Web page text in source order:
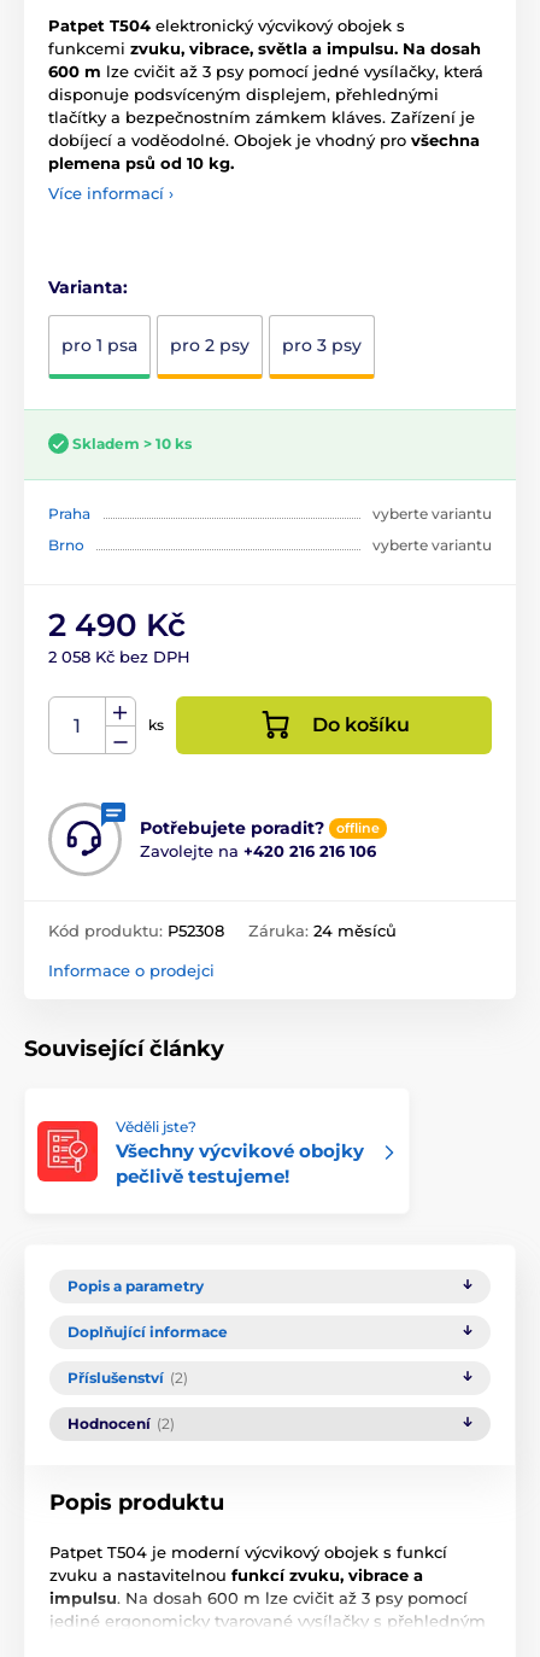
Patpet T504 elektronický výcvikový obojek s
funkcemi zvuku, vibrace, světla a impulsu. Na dosah
600 m lze cvičit až 3 psy pomocí jedné vysílačky, která
disponuje podsvíceným displejem, přehlednými
tlačítky a bezpečnostním zámkem kláves. Zařízení je
dobíjecí a voděodolné. Obojek je vhodný pro všechna
plemena psů od 10 kg.
Více informací ›
Varianta:
pro 1 psa pro 2 psy pro 3 psy
Skladem > 10 ks
Praha
vyberte variantu
Brno
vyberte variantu
2 490 Kč
2 058 Kč bez DPH
ks Do košíku
Potřebujete poradit? offline
Zavolejte na +420 216 216 106
Kód produktu: P52308 Záruka: 24 měsíců
Informace o prodejci
Související články
Věděli jste?
Všechny výcvikové obojky
pečlivě testujeme!
Popis a parametry
Doplňující informace
Příslušenství (2)
Hodnocení (2)
Popis produktu
Patpet T504 je moderní výcvikový obojek s funkcí
zvuku a nastavitelnou funkcí zvuku, vibrace a
impulsu. Na dosah 600 m lze cvičit až 3 psy pomocí
jediné ergonomicky tvarované vysílačky s přehledným